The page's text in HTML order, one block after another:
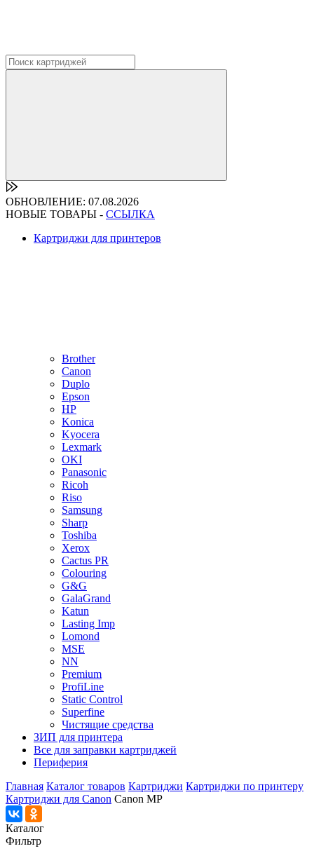
ОБНОВЛЕНИЕ: 07.08.2026
НОВЫЕ ТОВАРЫ - ССЫЛКА
Картриджи для принтеров
Brother
Canon
Duplo
Epson
HP
Konica
Kyocera
Lexmark
OKI
Panasonic
Ricoh
Riso
Samsung
Sharp
Toshiba
Xerox
Cactus PR
Colouring
G&G
GalaGrand
Katun
Lasting Imp
Lomond
MSE
NN
Premium
ProfiLine
Static Control
Superfine
Чистящие средства
ЗИП для принтера
Все для заправки картриджей
Периферия
Главная Каталог товаров Картриджи Картриджи по принтеру
Картриджи для Canon Canon MP
Каталог
Фильтр